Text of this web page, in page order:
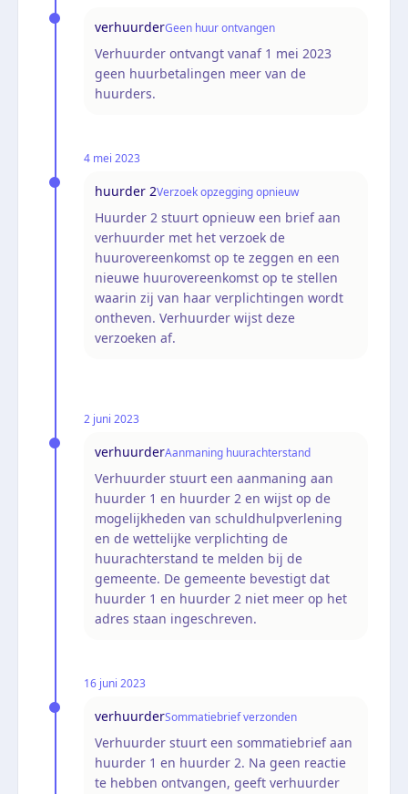
verhuurderGeen huur ontvangen
Verhuurder ontvangt vanaf 1 mei 2023
geen huurbetalingen meer van de
huurders.
4 mei 2023
huurder 2Verzoek opzegging opnieuw
Huurder 2 stuurt opnieuw een brief aan
verhuurder met het verzoek de
huurovereenkomst op te zeggen en een
nieuwe huurovereenkomst op te stellen
waarin zij van haar verplichtingen wordt
ontheven. Verhuurder wijst deze
verzoeken af.
2 juni 2023
verhuurderAanmaning huurachterstand
Verhuurder stuurt een aanmaning aan
huurder 1 en huurder 2 en wijst op de
mogelijkheden van schuldhulpverlening
en de wettelijke verplichting de
huurachterstand te melden bij de
gemeente. De gemeente bevestigt dat
huurder 1 en huurder 2 niet meer op het
adres staan ingeschreven.
16 juni 2023
verhuurderSommatiebrief verzonden
Verhuurder stuurt een sommatiebrief aan
huurder 1 en huurder 2. Na geen reactie
te hebben ontvangen, geeft verhuurder